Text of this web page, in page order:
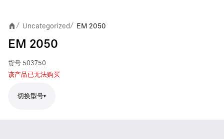
/ Uncategorized / EM 2050
EM 2050
货号 503750
该产品已无法购买
切换型号